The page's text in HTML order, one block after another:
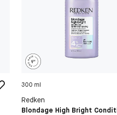
300 ml
Redken
Blondage High Bright